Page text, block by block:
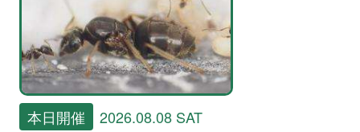
本日開催
2026.08.08 SAT